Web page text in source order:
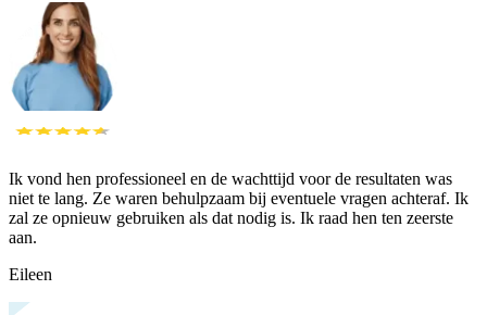
Ik vond hen professioneel en de wachttijd voor de resultaten was
niet te lang. Ze waren behulpzaam bij eventuele vragen achteraf. Ik
zal ze opnieuw gebruiken als dat nodig is. Ik raad hen ten zeerste
aan.
Eileen